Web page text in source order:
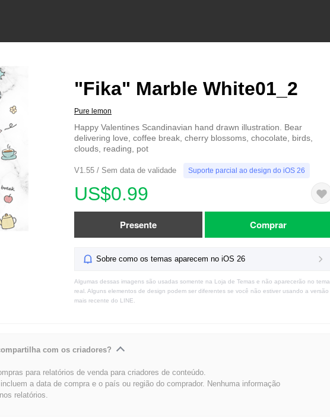
"Fika" Marble White01_2
Pure lemon
Happy Valentines Scandinavian hand drawn illustration. Bear
delivering love, coffee break, cherry blossoms, chocolate, birds,
clouds, reading, pot
V1.55 / Sem data de validade Suporte parcial ao design do iOS 26
US$0.99
Presente Comprar
Sobre como os temas aparecem no iOS 26
Algumas dessas imagens são usadas somente na Loja de Temas e não aparecerão no tema
real. Alguns elementos de design podem ser diferentes se você não estiver usando a versão
mais recente do LINE.
com os criadores?
para relatórios de venda para criadores de conteúdo.
a data de compra e o país ou região do comprador. Nenhuma informação
relatórios.